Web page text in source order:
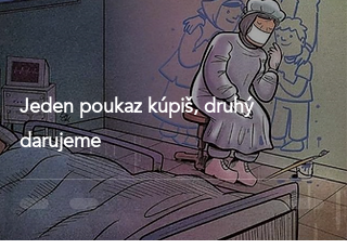
Jeden poukaz kúpiš, druhý
darujeme